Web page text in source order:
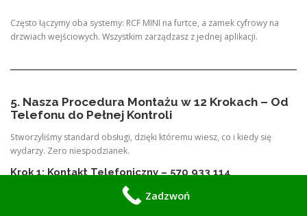
Często łączymy oba systemy: RCF MINI na furtce, a zamek cyfrowy na
drzwiach wejściowych. Wszystkim zarządzasz z jednej aplikacji.
5. Nasza Procedura Montażu w 12 Krokach – Od
Telefonu do Pełnej Kontroli
Stworzyliśmy standard obsługi, dzięki któremu wiesz, co i kiedy się
wydarzy. Zero niespodzianek.
Krok 1: Kontakt Telefoniczny – 570 933 114
Opowiedz nam, czego potrzebujesz. Zapytaliśmy Cię o 3 rzeczy: rodzaj
budynku, ile osób będzie korzystać z systemu i czy masz już wybrane
Zadzwoń